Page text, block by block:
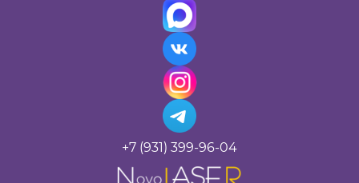
+7 (931) 399-96-04